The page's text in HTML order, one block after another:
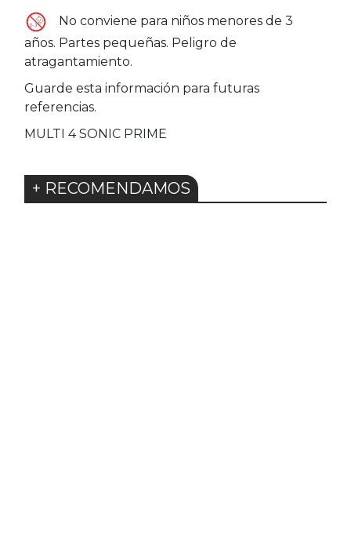
No conviene para niños menores de 3
años. Partes pequeñas. Peligro de
atragantamiento.
Guarde esta información para futuras
referencias.
MULTI 4 SONIC PRIME
+ RECOMENDAMOS